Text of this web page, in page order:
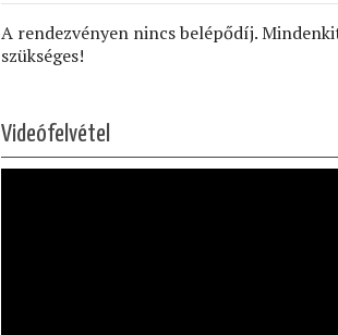
A rendezvényen nincs belépődíj.
szükséges!
Videófelvétel